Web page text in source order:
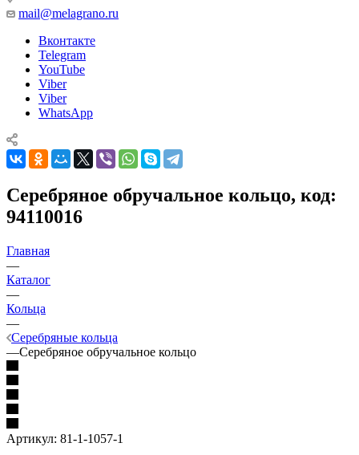
mail@melagrano.ru
Вконтакте
Telegram
YouTube
Viber
Viber
WhatsApp
Серебряное обручальное кольцо, код:
94110016
Главная
—
Каталог
—
Кольца
—
Серебряные кольца
—Серебряное обручальное кольцо
Артикул: 81-1-1057-1